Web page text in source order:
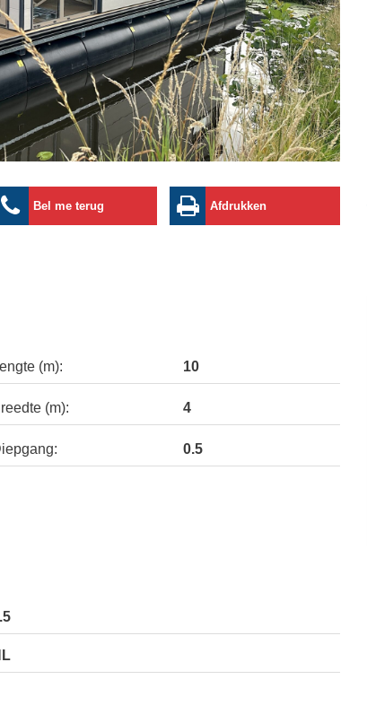
Bel me terug Afdrukken
(m): 10
(m): 4
0.5